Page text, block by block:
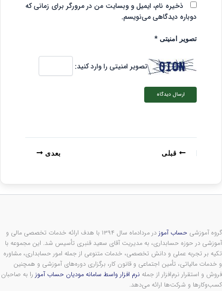
ذخیره نام، ایمیل و وبسایت من در مرورگر برای زمانی که
دوباره دیدگاهی می‌نویسم.
تصویر امنیتی *
تصویر امنیتی را وارد کنید:
قبلی بعدی
گروه آموزشی حساب آموز
در مردادماه سال ۱۳۹۴ با هدف ارائه خدمات تخصصی مالی و
آموزشی در حوزه حسابداری، به مدیریت آقای سعید قنبری تأسیس شد. این مجموعه با
تکیه بر تجربه عملی و دانش تخصصی، خدمات متنوعی از جمله امور حسابداری، مشاوره
و خدمات مالیاتی، تأمین اجتماعی و قانون کار، برگزاری دوره‌های آموزشی و همچنین
فروش و استقرار نرم‌افزار از جمله نرم افزار واسط سامانه مودیان حساب آموز را به صاحبان
کسب‌وکارها و شرکت‌ها ارائه می‌دهد.